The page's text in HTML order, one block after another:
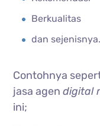
Berkualitas
dan sejenisnya.
Contohnya
jasa agendigital
ini;